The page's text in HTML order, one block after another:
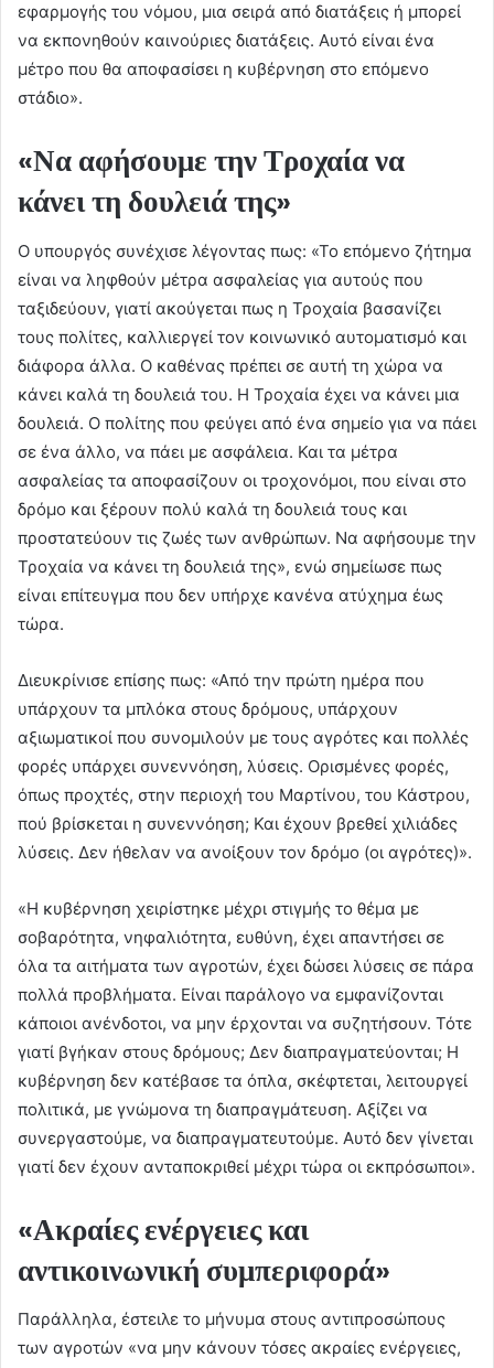
εφαρμογής του νόμου, μια σειρά από διατάξεις ή μπορεί
να εκπονηθούν καινούριες διατάξεις. Αυτό είναι ένα
μέτρο που θα αποφασίσει η κυβέρνηση στο επόμενο
στάδιο».
«Να αφήσουμε την Τροχαία να
κάνει τη δουλειά της»
Ο υπουργός συνέχισε λέγοντας πως: «Το επόμενο ζήτημα
είναι να ληφθούν μέτρα ασφαλείας για αυτούς που
ταξιδεύουν, γιατί ακούγεται πως η Τροχαία βασανίζει
τους πολίτες, καλλιεργεί τον κοινωνικό αυτοματισμό και
διάφορα άλλα. Ο καθένας πρέπει σε αυτή τη χώρα να
κάνει καλά τη δουλειά του. Η Τροχαία έχει να κάνει μια
δουλειά. Ο πολίτης που φεύγει από ένα σημείο για να πάει
σε ένα άλλο, να πάει με ασφάλεια. Και τα μέτρα
ασφαλείας τα αποφασίζουν οι τροχονόμοι, που είναι στο
δρόμο και ξέρουν πολύ καλά τη δουλειά τους και
προστατεύουν τις ζωές των ανθρώπων. Να αφήσουμε την
Τροχαία να κάνει τη δουλειά της», ενώ σημείωσε πως
είναι επίτευγμα που δεν υπήρχε κανένα ατύχημα έως
τώρα.
Διευκρίνισε επίσης πως: «Από την πρώτη ημέρα που
υπάρχουν τα μπλόκα στους δρόμους, υπάρχουν
αξιωματικοί που συνομιλούν με τους αγρότες και πολλές
φορές υπάρχει συνεννόηση, λύσεις. Ορισμένες φορές,
όπως προχτές, στην περιοχή του Μαρτίνου, του Κάστρου,
πού βρίσκεται η συνεννόηση; Και έχουν βρεθεί χιλιάδες
λύσεις. Δεν ήθελαν να ανοίξουν τον δρόμο (οι αγρότες)».
«Η κυβέρνηση χειρίστηκε μέχρι στιγμής το θέμα με
σοβαρότητα, νηφαλιότητα, ευθύνη, έχει απαντήσει σε
όλα τα αιτήματα των αγροτών, έχει δώσει λύσεις σε πάρα
πολλά προβλήματα. Είναι παράλογο να εμφανίζονται
κάποιοι ανένδοτοι, να μην έρχονται να συζητήσουν. Τότε
γιατί βγήκαν στους δρόμους; Δεν διαπραγματεύονται; Η
κυβέρνηση δεν κατέβασε τα όπλα, σκέφτεται, λειτουργεί
πολιτικά, με γνώμονα τη διαπραγμάτευση. Αξίζει να
συνεργαστούμε, να διαπραγματευτούμε. Αυτό δεν γίνεται
γιατί δεν έχουν ανταποκριθεί μέχρι τώρα οι εκπρόσωποι».
«Ακραίες ενέργειες και
αντικοινωνική συμπεριφορά»
Παράλληλα, έστειλε το μήνυμα στους αντιπροσώπους
των αγροτών «να μην κάνουν τόσες ακραίες ενέργειες,